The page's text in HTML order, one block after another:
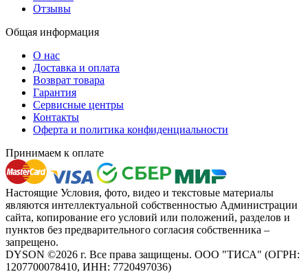
Отзывы
Общая информация
О нас
Доставка и оплата
Возврат товара
Гарантия
Сервисные центры
Контакты
Оферта и политика конфиденциальности
Принимаем к оплате
Настоящие Условия, фото, видео и текстовые материалы
являются интеллектуальной собственностью Администрации
сайта, копирование его условий или положений, разделов и
пунктов без предварительного согласия собственника –
запрещено.
DYSON ©2026 г. Все права защищены. ООО "ТИСА" (ОГРН:
1207700078410, ИНН: 7720497036)